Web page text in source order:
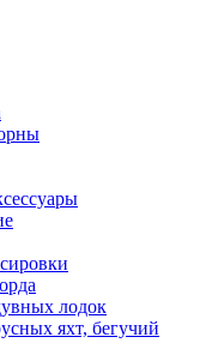
лодок
яхт, бегучий